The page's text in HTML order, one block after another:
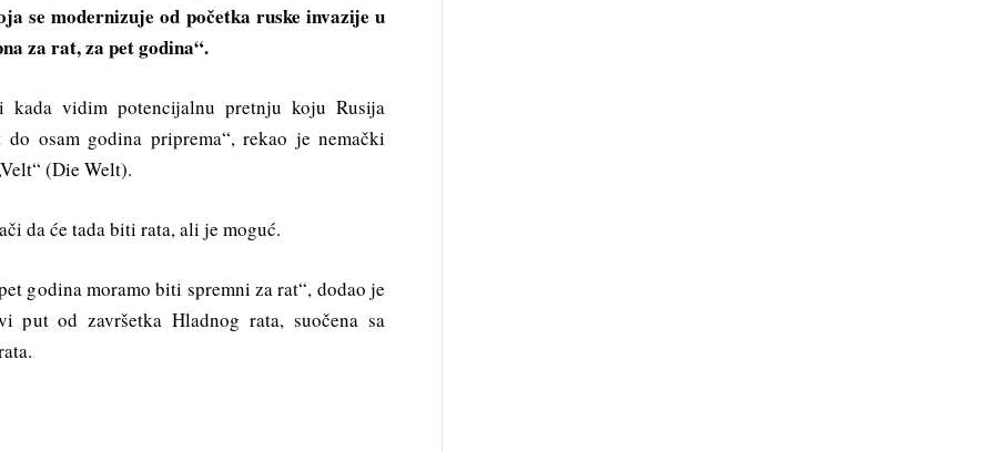
se modernizuje od početka ruske invazije u
za rat, za pet godina“.
vidim potencijalnu pretnju koju Rusija
osam godina priprema“, rekao je nemački
(Die Welt).
da će tada biti rata, ali je moguć.
godina moramo biti spremni za rat“, dodao je
put od završetka Hladnog rata, suočena sa